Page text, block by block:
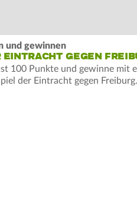
und gewinnen
GEGEN
100 Punkte und gewinne mit
der Eintracht gegen Freiburg.